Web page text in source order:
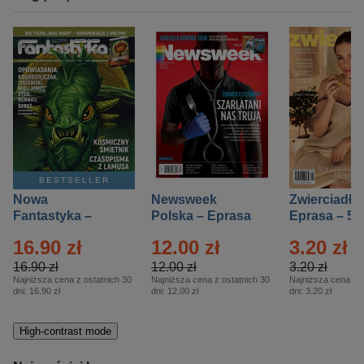
BESTSELLER
Nowa
Fantastyka –
16.90 zł
16.90 zł
Najniższa cena z ostatnich 30
dni: 16.90 zł
Newsweek
Polska – Eprasa
12.00 zł
12.00 zł
Najniższa cena z ostatnich 30
dni: 12.00 zł
Zwierciadło
Eprasa – 5/
3.20 zł
3.20 zł
Najniższa cena z
dni: 3.20 zł
High-contrast mode